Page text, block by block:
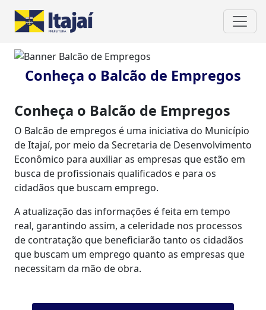
Conheça o Balcão de Empregos
Conheça o Balcão de Empregos
O Balcão de empregos é uma iniciativa do Município
de Itajaí, por meio da Secretaria de Desenvolvimento
Econômico para auxiliar as empresas que estão em
busca de profissionais qualificados e para os
cidadãos que buscam emprego.
A atualização das informações é feita em tempo
real, garantindo assim, a celeridade nos processos
de contratação que beneficiarão tanto os cidadãos
que buscam um emprego quanto as empresas que
necessitam da mão de obra.